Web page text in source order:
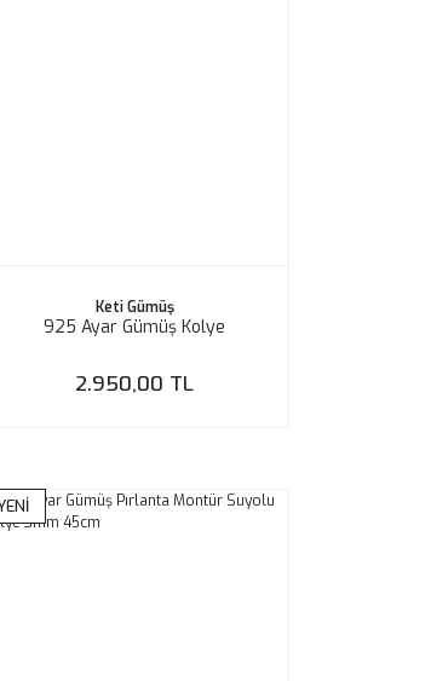
Keti Gümüş
925 Ayar Gümüş Kolye
2.950,00 TL